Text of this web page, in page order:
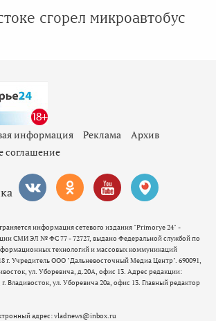
сгорел микроавтобус
информация Реклама
Архив
соглашение
информация сетевого издания "Primorye 24" -
СМИ ЭЛ № ФС 77 - 72727, выдано Федеральной службой по
технологий и массовых коммуникаций
г. Учредитель ООО "Дальневосточный Медиа Центр". 690091,
ул. Уборевича, д.20А, офис 13. Адрес редакции:
Владивосток, ул. Уборевича 20а, офис 13. Главный редактор
адрес: vladnews@inbox.ru